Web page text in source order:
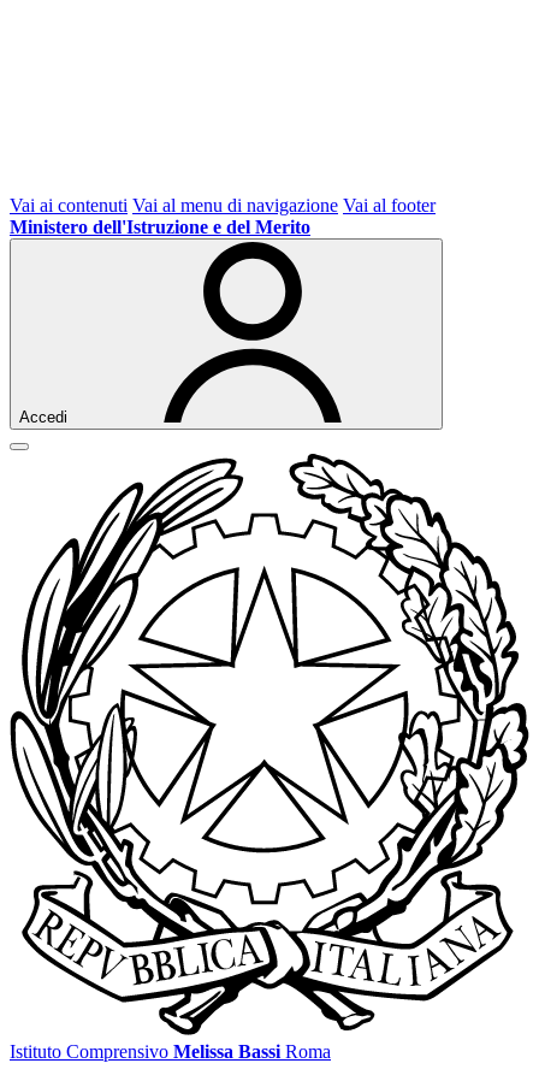
Vai ai contenuti Vai al menu di navigazione Vai al footer
Ministero dell'Istruzione e del Merito
Accedi
Istituto Comprensivo Melissa Bassi Roma